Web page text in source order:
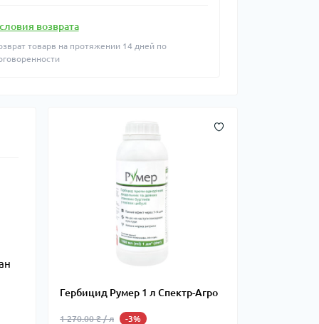
возврата
товарв на протяжении 14 дней по
Гербицид Румер 1 л Спектр-Агро
1 270.00 ₴ / л -3%